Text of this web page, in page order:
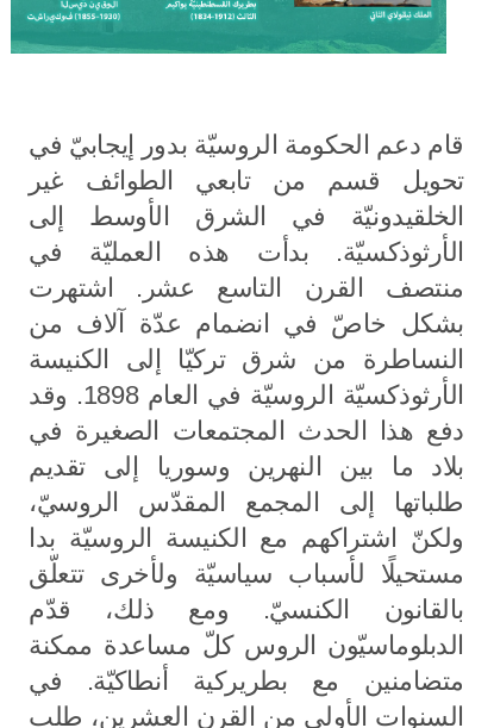
قام دعم الحكومة الروسيّة بدور إيجابيّ في
تحويل قسم من تابعي الطوائف غير
الخلقيدونيّة في الشرق الأوسط إلى
الأرثوذكسيّة. بدأت هذه العمليّة في
منتصف القرن التاسع عشر. اشتهرت
بشكل خاصّ في انضمام عدّة آلاف من
النساطرة من شرق تركيّا إلى الكنيسة
الأرثوذكسيّة الروسيّة في العام 1898. وقد
دفع هذا الحدث المجتمعات الصغيرة في
بلاد ما بين النهرين وسوريا إلى تقديم
طلباتها إلى المجمع المقدّس الروسيّ،
ولكنّ اشتراكهم مع الكنيسة الروسيّة بدا
مستحيلًا لأسباب سياسيّة ولأخرى تتعلّق
بالقانون الكنسيّ. ومع ذلك، قدّم
الدبلوماسيّون الروس كلّ مساعدة ممكنة
متضامنين مع بطريركية أنطاكيّة. في
السنوات الأولى من القرن العشرين، طلب